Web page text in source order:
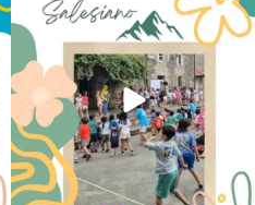
sentido...
95 0